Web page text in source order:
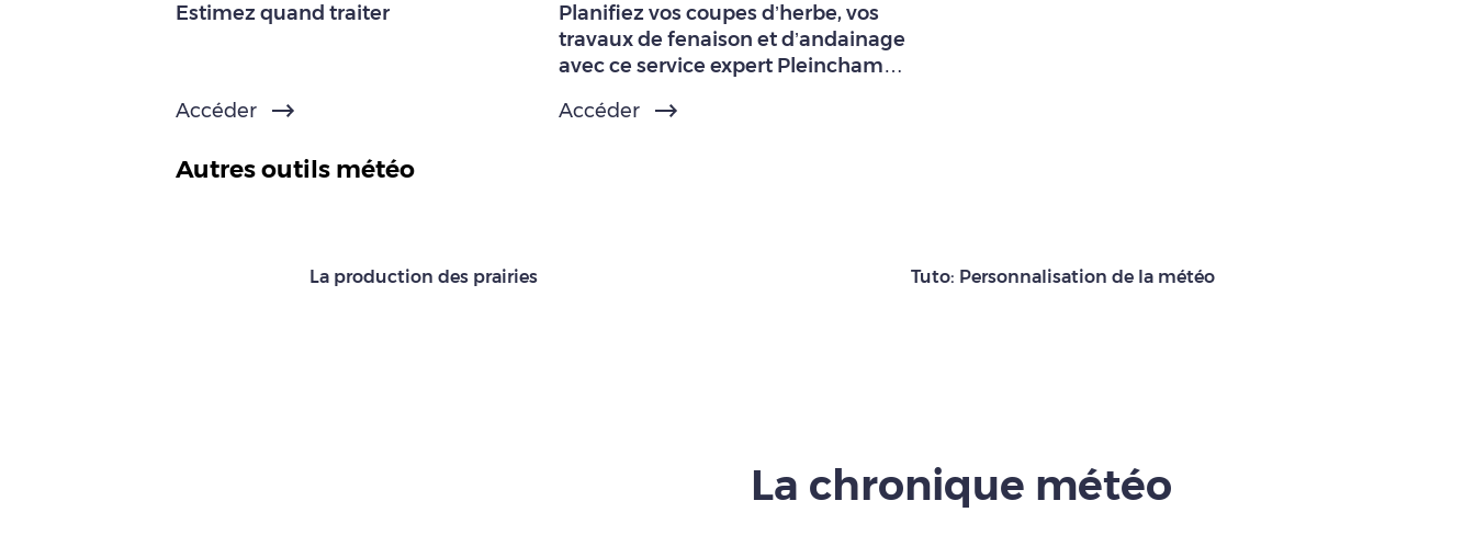
Estimez quand traiter
Accéder
Planifiez vos coupes d’herbe, vos
travaux de fenaison et d’andainage
avec ce service expert Pleinchamp
Accéder
Autres outils météo
La production des prairies Tuto: Personnalisation de la météo
La chronique météo